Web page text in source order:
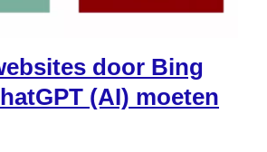
door Bing
(AI) moeten